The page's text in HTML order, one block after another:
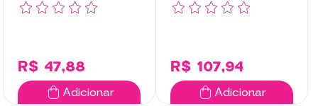
Unidades
R$ 47,88
Adicionar
Unidades
R$ 107,94
Adicionar